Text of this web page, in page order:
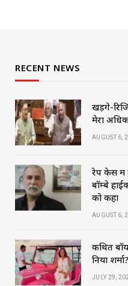
RECENT NEWS
खड़गे-
मेरा
AUGUST 6,
रेप केस में
बॉम्बे
को कहा
AUGUST 6,
कथित
निया
JULY 29,